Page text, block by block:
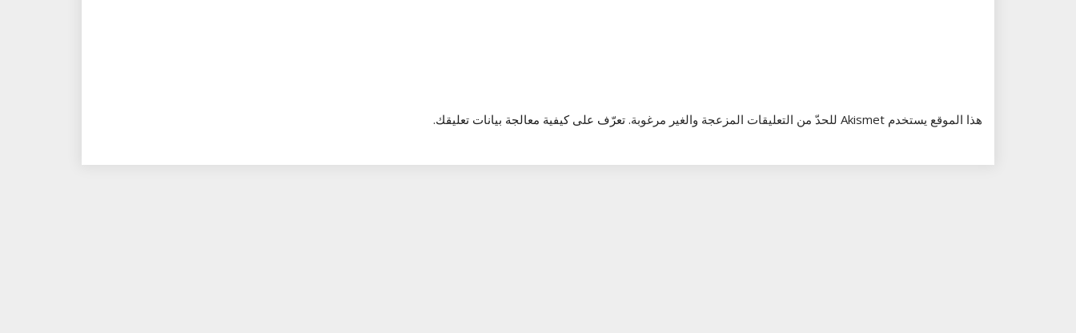
هذا الموقع يستخدم Akismet للحدّ من التعليقات المزعجة والغير مرغوبة. تعرّف على كيفية معالجة بيانات تعليقك.